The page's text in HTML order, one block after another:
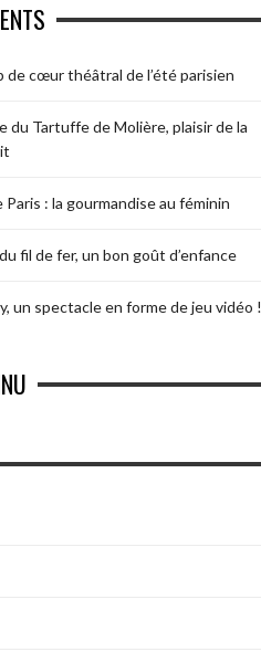
de cœur théâtral de l’été parisien
du Tartuffe de Molière, plaisir de la
: la gourmandise au féminin
fil de fer, un bon goût d’enfance
un spectacle en forme de jeu vidéo !